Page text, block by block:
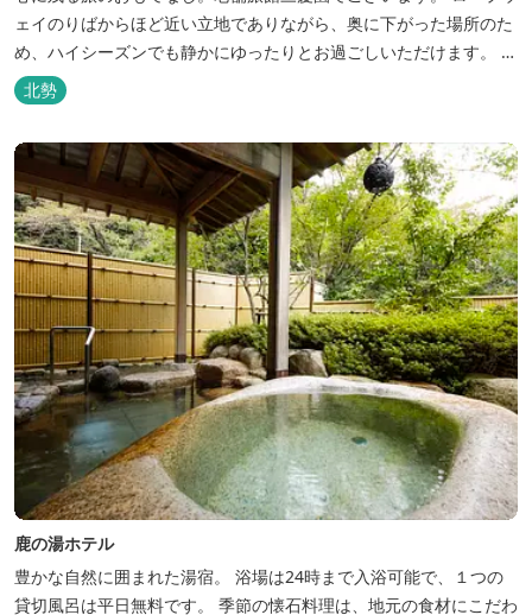
ェイのりばからほど近い立地でありながら、奥に下がった場所のた
め、ハイシーズンでも静かにゆったりとお過ごしいただけます。 自
慢の大浴場からは、雄大な御在所岳を背に、御在所ロープウェイが
望めます。季節ごとに表情を変える湯の山の自然と対話しながら至
極のひとときをどうぞ。
北勢
鹿の湯ホテル
豊かな自然に囲まれた湯宿。 浴場は24時まで入浴可能で、１つの
貸切風呂は平日無料です。 季節の懐石料理は、地元の食材にこだわ